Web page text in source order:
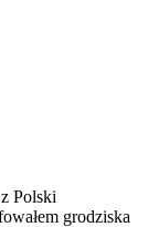
Polski
grodziska